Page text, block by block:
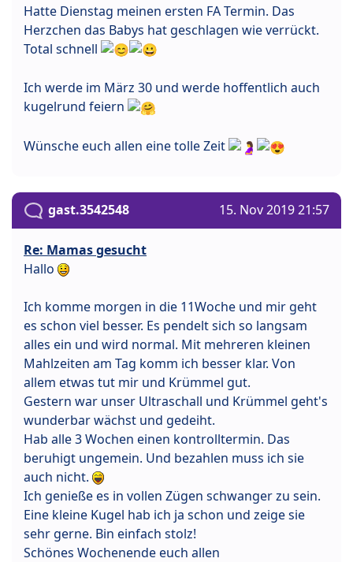
Hatte Dienstag meinen ersten FA Termin. Das
Herzchen das Babys hat geschlagen wie verrückt.
Total schnell
Ich werde im März 30 und werde hoffentlich auch
kugelrund feiern
Wünsche euch allen eine tolle Zeit
gast.3542548 15. Nov 2019 21:57
Re: Mamas gesucht
Hallo
Ich komme morgen in die 11Woche und mir geht
es schon viel besser. Es pendelt sich so langsam
alles ein und wird normal. Mit mehreren kleinen
Mahlzeiten am Tag komm ich besser klar. Von
allem etwas tut mir und Krümmel gut.
Gestern war unser Ultraschall und Krümmel geht's
wunderbar wächst und gedeiht.
Hab alle 3 Wochen einen kontrolltermin. Das
beruhigt ungemein. Und bezahlen muss ich sie
auch nicht.
Ich genieße es in vollen Zügen schwanger zu sein.
Eine kleine Kugel hab ich ja schon und zeige sie
sehr gerne. Bin einfach stolz!
Schönes Wochenende euch allen